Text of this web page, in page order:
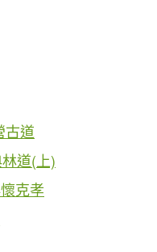
古道
道(上)
克孝